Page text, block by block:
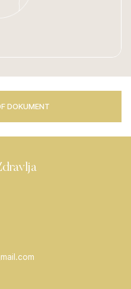
DOKUMENT